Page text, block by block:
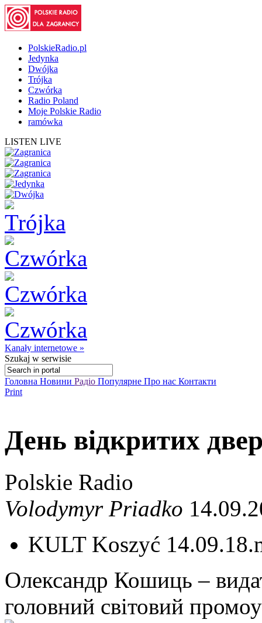
PolskieRadio.pl
Jedynka
Dwójka
Trójka
Czwórka
Radio Poland
Moje Polskie Radio
ramówka
LISTEN LIVE
Kanały internetowe »
Szukaj w serwisie
Головна Новини Радіо Популярне Про нас Контакти
Print
День відкритих
Polskie Radio
Volodymyr Priadko
KULT Koszyć
Олександр Кошиць –
головний світовий